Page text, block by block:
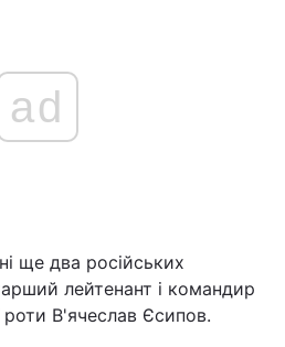
ad
ще два російських
лейтенант і командир
В'ячеслав Єсипов.